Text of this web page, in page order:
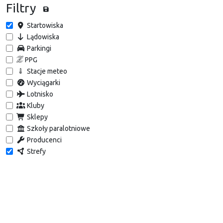
Filtry
Startowiska
Lądowiska
Parkingi
PPG
Stacje meteo
Wyciągarki
Lotnisko
Kluby
Sklepy
Szkoły paralotniowe
Producenci
Strefy